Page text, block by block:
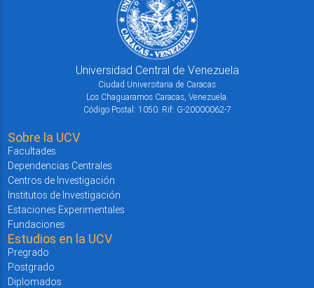
Universidad Central de Venezuela
Ciudad Universitaria de Caracas
Los Chaguaramos Caracas, Venezuela.
Código Postal: 1050. Rif: G-20000062-7
Sobre la UCV
Facultades
Dependencias Centrales
Centros de Investigación
Institutos de Investigación
Estaciones Experimentales
Fundaciones
Estudios en la UCV
Pregrado
Postgrado
Diplomados